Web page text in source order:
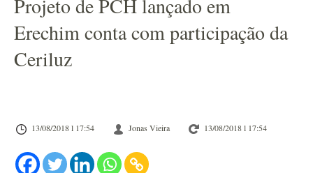
Projeto de PCH lançado em
Erechim conta com participação da
Ceriluz
13/08/2018 l 17:54 Jonas Vieira 13/08/2018 l 17:54